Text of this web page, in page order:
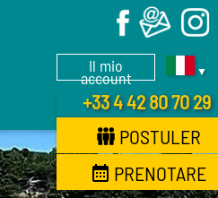
Il mio
account ▼
+33 4 42 80 70 29
POSTULER
PRENOTARE
X